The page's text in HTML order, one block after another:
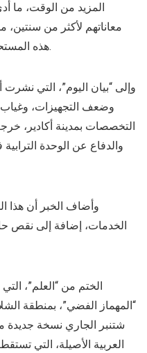
المزيد من الوقت، ما
معاناتهم لأكثر من
هذه المستحقات لتغطية مصاريف حياتية ملحة.
وإلى “بيان اليوم”، التي
وضعف التجهيزات، وغياب
التخصصات بمدينة أكادير،
والدفاع عن الوحدة
وأضاف الخبر أن هذا
الخدمات، إضافة إلى نقص
الختم من “العلم”،
شتنبر الجاري نسخة جديدة
العربية الأصيلة، التي